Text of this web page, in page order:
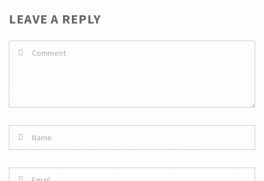
LEAVE A REPLY